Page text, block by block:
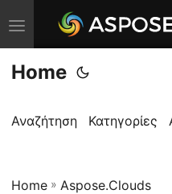
Ε
ν
α
λ
ή
Home
Αναζήτηση Κατηγορίες
Home » Aspose.Clouds